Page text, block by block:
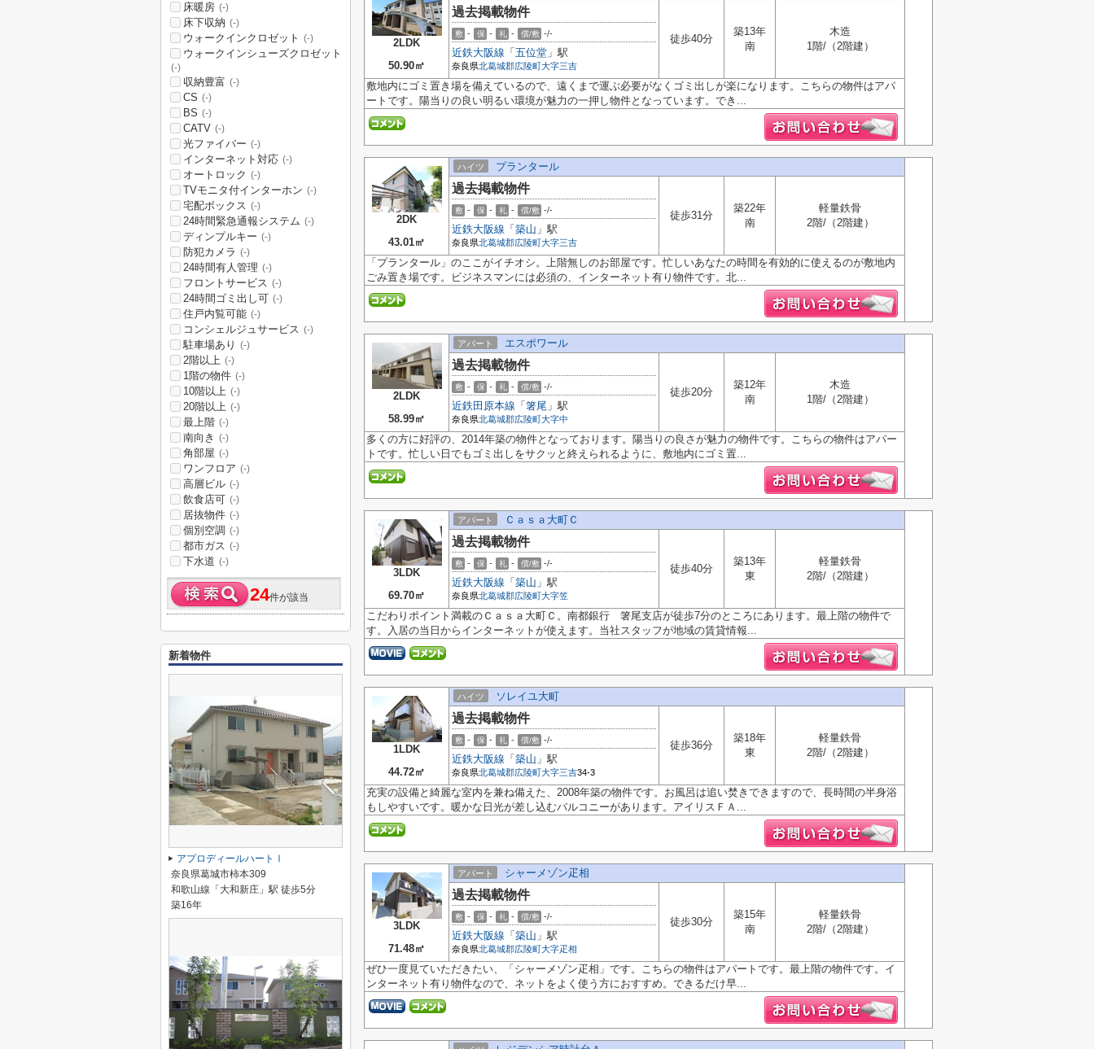
2LDK
50.90㎡
過去掲載物件
敷 - 保 - 礼 - 償/敷 -/-
近鉄大阪線 「 五位堂 」駅
奈良県北葛城郡広陵町大字三吉
徒歩40分
築13年
南
木造
1階/（2階建）
敷地内にゴミ置き場を備えているので、遠くまで運ぶ必要がなくゴミ出しが楽になります。こちらの物件はアパ
ートです。陽当りの良い明るい環境が魅力の一押し物件となっています。でき...
2DK
43.01㎡
ハイツ プランタール
過去掲載物件
敷 - 保 - 礼 - 償/敷 -/-
近鉄大阪線 「 築山 」駅
奈良県北葛城郡広陵町大字三吉
徒歩31分
築22年
南
軽量鉄骨
2階/（2階建）
「プランタール」のここがイチオシ。上階無しのお部屋です。忙しいあなたの時間を有効的に使えるのが敷地内
ごみ置き場です。ビジネスマンには必須の、インターネット有り物件です。北...
2LDK
58.99㎡
アパート エスポワール
過去掲載物件
敷 - 保 - 礼 - 償/敷 -/-
近鉄田原本線 「 箸尾 」駅
奈良県北葛城郡広陵町大字中
徒歩20分
築12年
南
木造
1階/（2階建）
多くの方に好評の、2014年築の物件となっております。陽当りの良さが魅力の物件です。こちらの物件はアパー
トです。忙しい日でもゴミ出しをサクッと終えられるように、敷地内にゴミ置...
3LDK
69.70㎡
アパート Ｃａｓａ大町Ｃ
過去掲載物件
敷 - 保 - 礼 - 償/敷 -/-
近鉄大阪線 「 築山 」駅
奈良県北葛城郡広陵町大字笠
徒歩40分
築13年
東
軽量鉄骨
2階/（2階建）
こだわりポイント満載のＣａｓａ大町Ｃ。南都銀行 箸尾支店が徒歩7分のところにあります。最上階の物件で
す。入居の当日からインターネットが使えます。当社スタッフが地域の賃貸情報...
1LDK
44.72㎡
ハイツ ソレイユ大町
過去掲載物件
敷 - 保 - 礼 - 償/敷 -/-
近鉄大阪線 「 築山 」駅
奈良県北葛城郡広陵町大字三吉34-3
徒歩36分
築18年
東
軽量鉄骨
2階/（2階建）
充実の設備と綺麗な室内を兼ね備えた、2008年築の物件です。お風呂は追い焚きできますので、長時間の半身浴
もしやすいです。暖かな日光が差し込むバルコニーがあります。アイリスＦＡ...
3LDK
71.48㎡
アパート シャーメゾン疋相
過去掲載物件
敷 - 保 - 礼 - 償/敷 -/-
近鉄大阪線 「 築山 」駅
奈良県北葛城郡広陵町大字疋相
徒歩30分
築15年
南
軽量鉄骨
2階/（2階建）
ぜひ一度見ていただきたい、「シャーメゾン疋相」です。こちらの物件はアパートです。最上階の物件です。イ
ンターネット有り物件なので、ネットをよく使う方におすすめ。できるだけ早...
床暖房 (-)
床下収納 (-)
ウォークインクロゼット (-)
ウォークインシューズクロゼット
(-)
収納豊富 (-)
CS (-)
BS (-)
CATV (-)
光ファイバー (-)
インターネット対応 (-)
オートロック (-)
TVモニタ付インターホン (-)
宅配ボックス (-)
24時間緊急通報システム (-)
ディンプルキー (-)
防犯カメラ (-)
24時間有人管理 (-)
フロントサービス (-)
24時間ゴミ出し可 (-)
住戸内覧可能 (-)
コンシェルジュサービス (-)
駐車場あり (-)
2階以上 (-)
1階の物件 (-)
10階以上 (-)
20階以上 (-)
最上階 (-)
南向き (-)
角部屋 (-)
ワンフロア (-)
高層ビル (-)
飲食店可 (-)
居抜物件 (-)
個別空調 (-)
都市ガス (-)
下水道 (-)
24件が該当
新着物件
アプロディールハートⅠ
奈良県葛城市柿本309
和歌山線「大和新庄」駅 徒歩5分
築16年